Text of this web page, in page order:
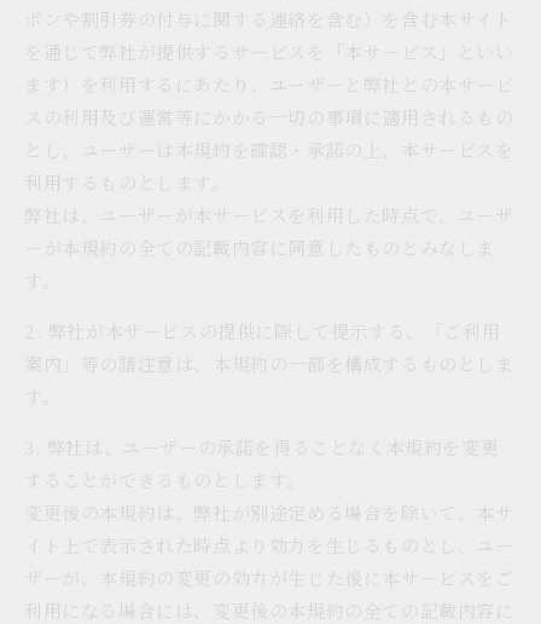
ポンや割引券の付与に関する連絡を含む）を含む本サイト
を通じて弊社が提供するサービスを「本サービス」といい
ます）を利用するにあたり、ユーザーと弊社との本サービ
スの利用及び運営等にかかる一切の事項に適用されるもの
とし、ユーザーは本規約を確認・承諾の上、本サービスを
利用するものとします。
弊社は、ユーザーが本サービスを利用した時点で、ユーザ
ーが本規約の全ての記載内容に同意したものとみなしま
す。
2. 弊社が本サービスの提供に際して提示する、「ご利用
案内」等の諸注意は、本規約の一部を構成するものとしま
す。
3. 弊社は、ユーザーの承諾を得ることなく本規約を変更
することができるものとします。
変更後の本規約は、弊社が別途定める場合を除いて、本サ
イト上で表示された時点より効力を生じるものとし、ユー
ザーが、本規約の変更の効力が生じた後に本サービスをご
利用になる場合には、変更後の本規約の全ての記載内容に